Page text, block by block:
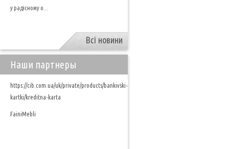
у радісному о...
Всі новини
Наши партнеры
https://cib.com.ua/uk/private/products/bankivski-
kartki/kreditna-karta
FainiMebli